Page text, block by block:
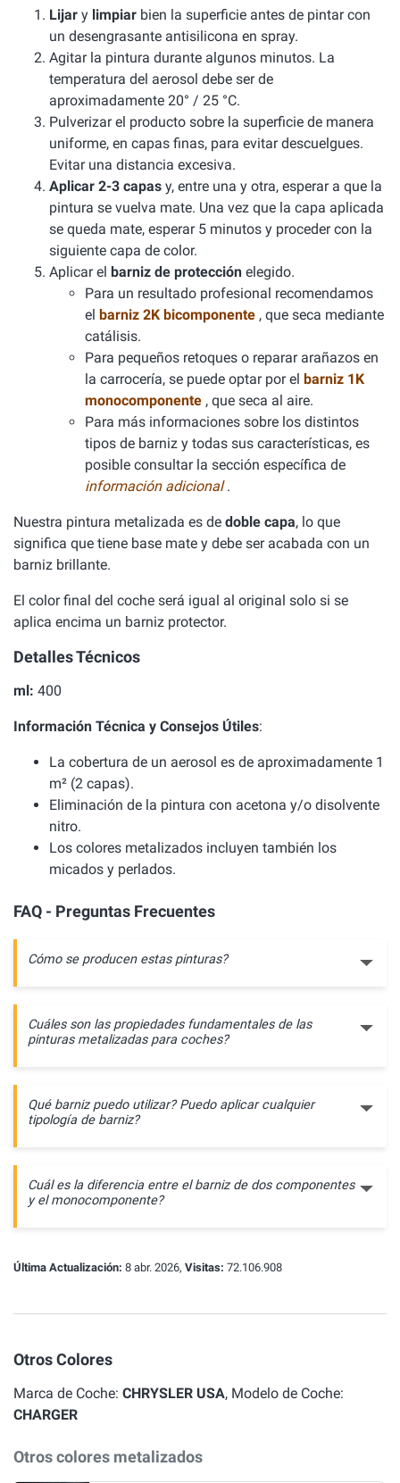
Lijar y limpiar bien la superficie antes de pintar con
un desengrasante antisilicona en spray.
Agitar la pintura durante algunos minutos. La
temperatura del aerosol debe ser de
aproximadamente 20° / 25 °C.
Pulverizar el producto sobre la superficie de manera
uniforme, en capas finas, para evitar descuelgues.
Evitar una distancia excesiva.
Aplicar 2-3 capas y, entre una y otra, esperar a que la
pintura se vuelva mate. Una vez que la capa aplicada
se queda mate, esperar 5 minutos y proceder con la
siguiente capa de color.
Aplicar el barniz de protección elegido.
Para un resultado profesional recomendamos
el barniz 2K bicomponente , que seca mediante
catálisis.
Para pequeños retoques o reparar arañazos en
la carrocería, se puede optar por el barniz 1K
monocomponente , que seca al aire.
Para más informaciones sobre los distintos
tipos de barniz y todas sus características, es
posible consultar la sección específica de
información adicional.
Nuestra pintura metalizada es de doble capa, lo que
significa que tiene base mate y debe ser acabada con un
barniz brillante.
El color final del coche será igual al original solo si se
aplica encima un barniz protector.
Detalles Técnicos
ml: 400
Información Técnica y Consejos Útiles:
La cobertura de un aerosol es de aproximadamente 1
m² (2 capas).
Eliminación de la pintura con acetona y/o disolvente
nitro.
Los colores metalizados incluyen también los
micados y perlados.
FAQ - Preguntas Frecuentes
Cómo se producen estas pinturas?
Cuáles son las propiedades fundamentales de las
pinturas metalizadas para coches?
Qué barniz puedo utilizar? Puedo aplicar cualquier
tipología de barniz?
Cuál es la diferencia entre el barniz de dos componentes
y el monocomponente?
Última Actualización: 8 abr. 2026, Visitas: 72.106.908
Otros Colores
Marca de Coche: CHRYSLER USA, Modelo de Coche:
CHARGER
Otros colores metalizados